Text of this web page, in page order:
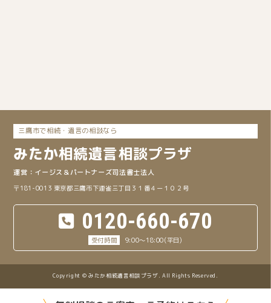
三鷹市で相続・遺言の相談なら
みたか相続遺言相談プラザ
イージス＆パートナーズ司法書士法人
〒181-0013 東京都三鷹市下連雀三丁目３１番４ー１０２号
0120-660-670
9:00～18:00(平日)
Copyright © みたか相続遺言相談プラザ. All Rights Reserved.